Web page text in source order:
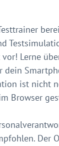
Lerne
dein
ist nicht
Browser
Der